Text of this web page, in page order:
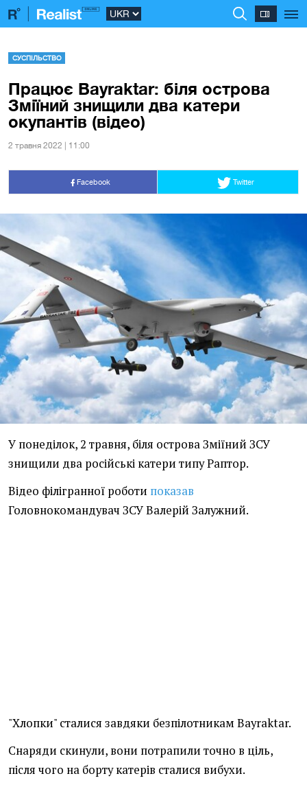
СУСПІЛЬСТВО
Працює Bayraktar: біля острова
Зміїний знищили два катери
окупантів (відео)
2 травня 2022 | 11:00
Facebook Twitter
У понеділок, 2 травня, біля острова Зміїний ЗСУ
знищили два російські катери типу Раптор.
Відео філігранної роботи показав
Головнокомандувач ЗСУ Валерій Залужний.
"Хлопки" сталися завдяки безпілотникам Bayraktar.
Снаряди скинули, вони потрапили точно в ціль,
після чого на борту катерів сталися вибухи.